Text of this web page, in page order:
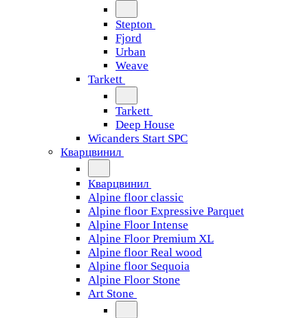
Stepton
Fjord
Urban
Weave
Tarkett
Tarkett
Deep House
Wicanders Start SPC
Кварцвинил
Кварцвинил
Alpine floor classic
Alpine floor Expressive Parquet
Alpine Floor Intense
Alpine Floor Premium XL
Alpine floor Real wood
Alpine floor Sequoia
Alpine Floor Stone
Art Stone